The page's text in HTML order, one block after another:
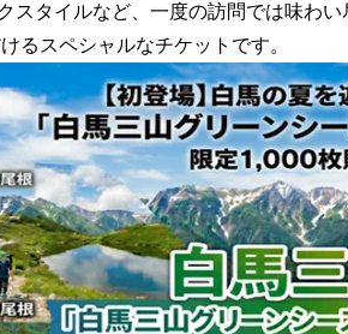
スタイルなど、一度の訪問では味わ
るスペシャルなチケットです。